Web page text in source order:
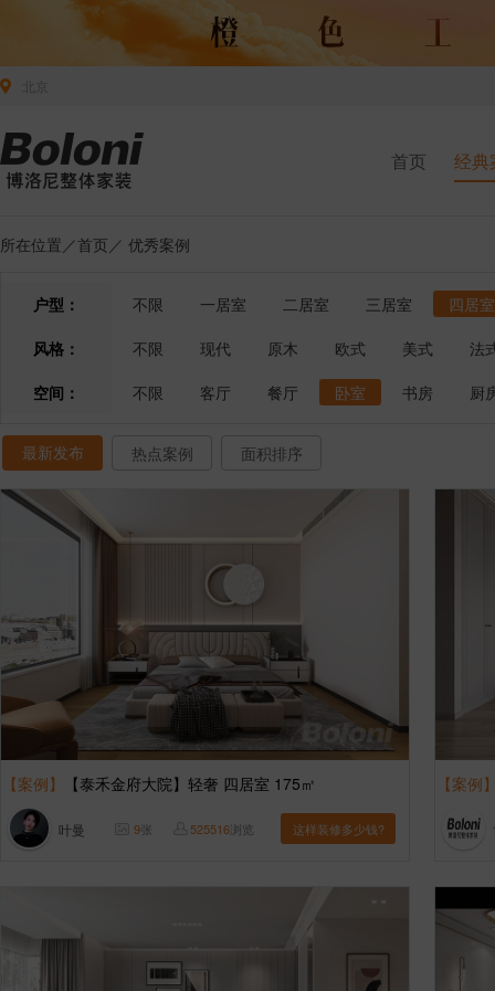
首页 经典
所在位置／首页 ／ 优秀案例
户型： 不限 一居室 二居室 三居室
四居室
风格：
不限 现代 原木 欧式 美式
法
空间：
不限 客厅 餐厅 卧室 书房 厨
最新发布 热点案例 面积排序
【案例】 【泰禾金府大院】轻奢 四居室 175㎡
叶曼 9张 525516浏览 这样装修多少钱?
【案例